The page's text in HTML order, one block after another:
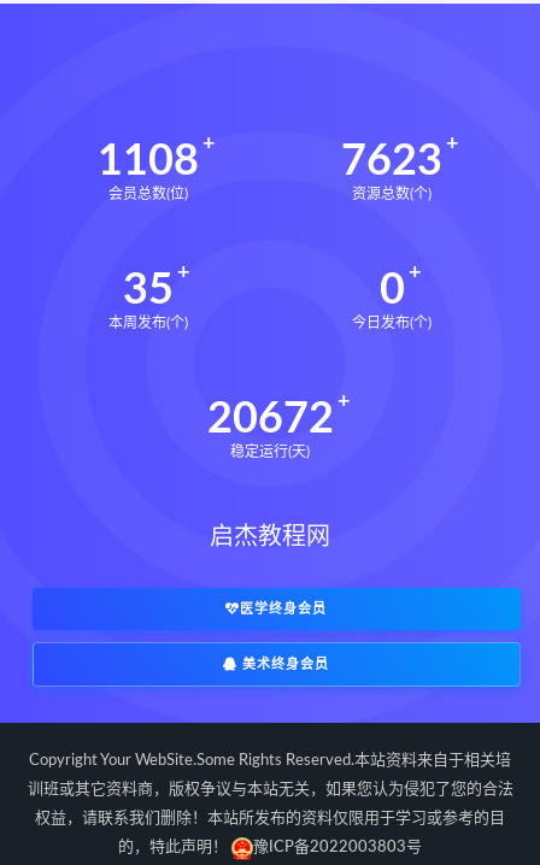
过三关与做功实例电子书
过三关与做功实例 归一
寻龙点穴高级班课程
辰南择吉日下载 辰南择吉日网盘
世道天机预测学下载
世道天机预测学网盘
世道天机预测学电子书
实用命理学 财富显化的道法术下载
财富显化的道法术网盘
生命密码高级解读师网盘
生命密码高级解读师 弈涵老师
相理衡真十卷点校本下载
相理衡真十卷点校本网盘
1108
会员总数(位)
7623
资源总数(个)
35
本周发布(个)
0
今日发布(个)
20672
稳定运行(天)
启杰教程网
医学终身会员
美术终身会员
Copyright Your WebSite.Some Rights Reserved.本站资料来自于相关培
训班或其它资料商，版权争议与本站无关，如果您认为侵犯了您的合法
权益，请联系我们删除！本站所发布的资料仅限用于学习或参考的目
的，特此声明！
豫ICP备2022003803号